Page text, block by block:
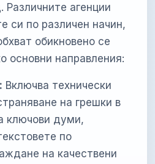
Различните агенции
си по различен начин,
обикновено се
основни направления:
Включва технически
на грешки в
ключови думи,
по
на качествени